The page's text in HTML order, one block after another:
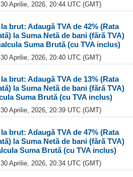
Aprilie, 2026, 20:44 UTC (GMT)
brut: Adaugă TVA de 42% (Rata
la Suma Netă de bani (fără TVA)
Suma Brută (cu TVA inclus)
Aprilie, 2026, 20:40 UTC (GMT)
brut: Adaugă TVA de 13% (Rata
la Suma Netă de bani (fără TVA)
Suma Brută (cu TVA inclus)
Aprilie, 2026, 20:39 UTC (GMT)
brut: Adaugă TVA de 47% (Rata
la Suma Netă de bani (fără TVA)
Suma Brută (cu TVA inclus)
Aprilie, 2026, 20:34 UTC (GMT)